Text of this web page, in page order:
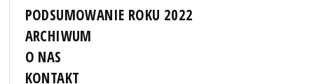
PODSUMOWANIE ROKU 2022
ARCHIWUM
O NAS
KONTAKT